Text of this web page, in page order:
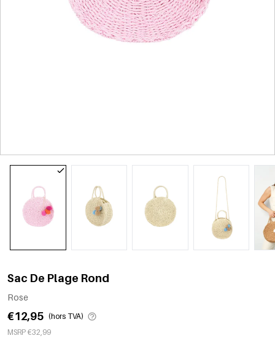
Sac De Plage Rond
Rose
€12,95 (hors TVA)
MSRP €32,99